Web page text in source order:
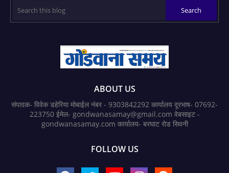
ABOUT US
संपादक- विवेक डहेरिया मोबाईल नंबर - 9303842292 कार्यालय दूरभाष- 07692-
223750 ईमेल- gondwanasamay@gmail.com वेबसाइट -
gondwanasamay.com कार्यालय- बरघाट रोड सिवनी
FOLLOW US